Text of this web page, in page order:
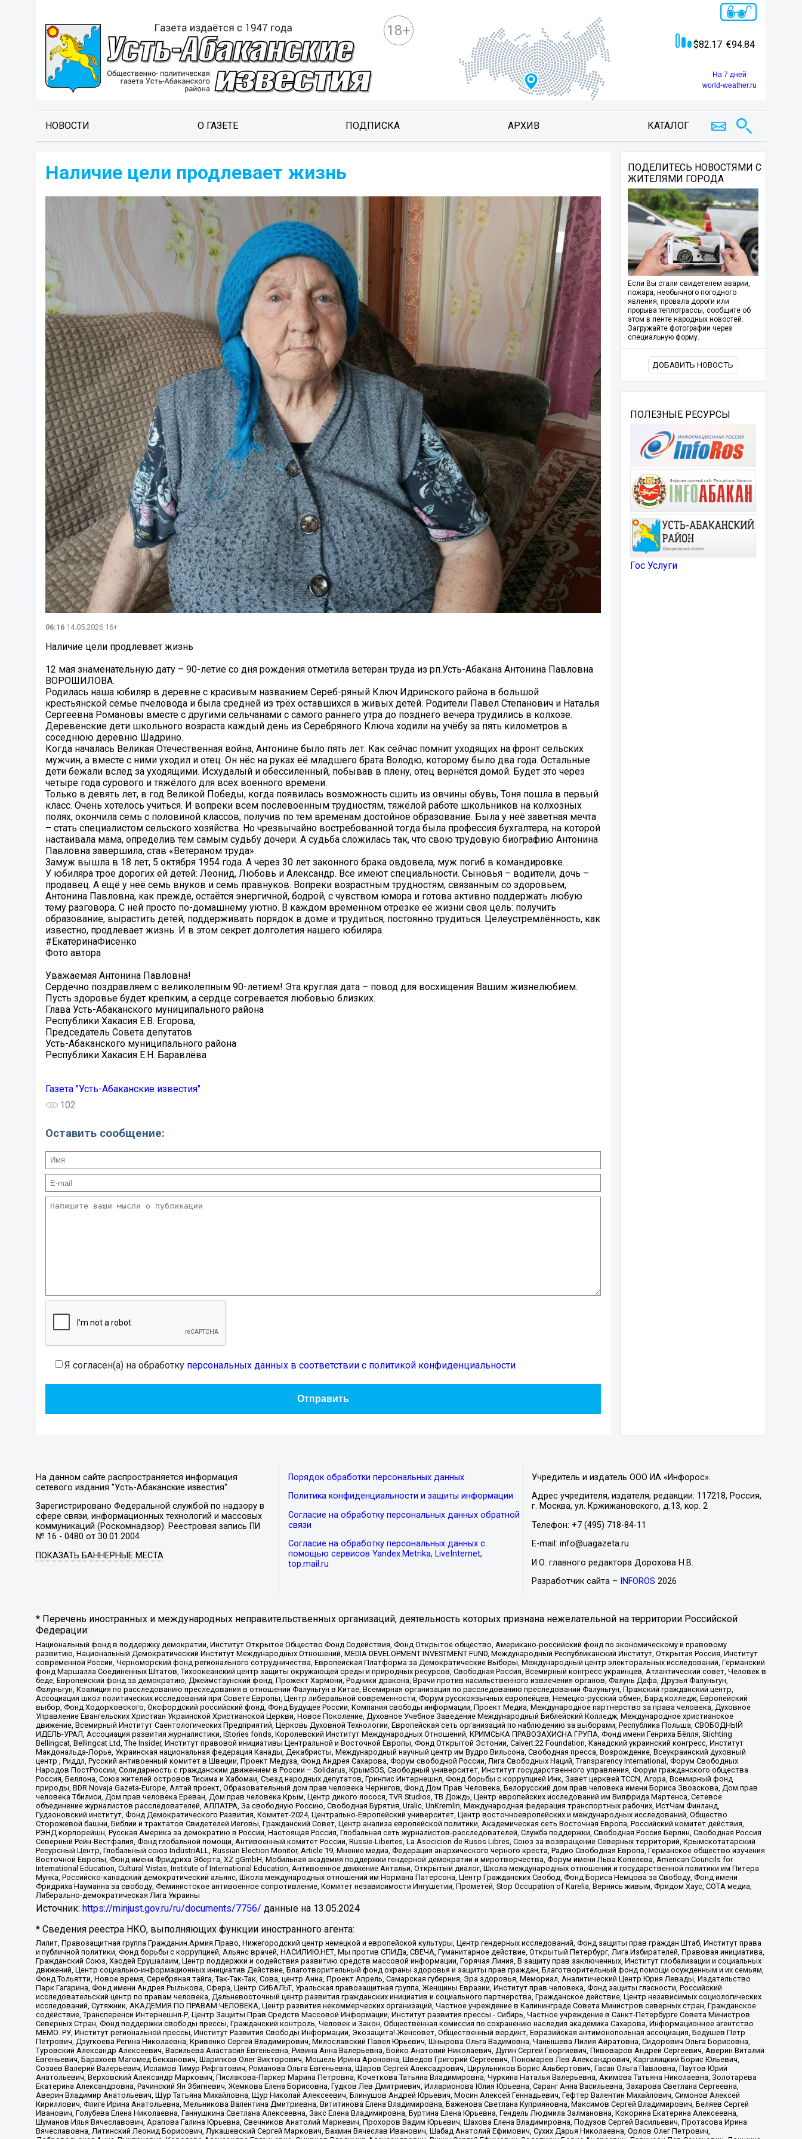
18+
82.17 94.84
На 7 дней
world-weather.ru
НОВОСТИ О ГАЗЕТЕ ПОДПИСКА АРХИВ КАТАЛОГ
Наличие цели продлевает жизнь
06:16 14.05.2026 16+
Наличие цели продлевает жизнь
12 мая знаменательную дату – 90-летие со дня рождения отметила ветеран труда из рп.Усть-Абакана Антонина Павловна
ВОРОШИЛОВА.
Родилась наша юбиляр в деревне с красивым названием Сереб-ряный Ключ Идринского района в большой
крестьянской семье пчеловода и была средней из трёх оставшихся в живых детей. Родители Павел Степанович и Наталья
Сергеевна Романовы вместе с другими сельчанами с самого раннего утра до позднего вечера трудились в колхозе.
Деревенские дети школьного возраста каждый день из Серебряного Ключа ходили на учёбу за пять километров в
соседнюю деревню Шадрино.
Когда началась Великая Отечественная война, Антонине было пять лет. Как сейчас помнит уходящих на фронт сельских
мужчин, а вместе с ними уходил и отец. Он нёс на руках её младшего брата Володю, которому было два года. Остальные
дети бежали вслед за уходящими. Исхудалый и обессиленный, побывав в плену, отец вернётся домой. Будет это через
четыре года сурового и тяжёлого для всех военного времени.
Только в девять лет, в год Великой Победы, когда появилась возможность сшить из овчины обувь, Тоня пошла в первый
класс. Очень хотелось учиться. И вопреки всем послевоенным трудностям, тяжёлой работе школьников на колхозных
полях, окончила семь с половиной классов, получив по тем временам достойное образование. Была у неё заветная мечта
– стать специалистом сельского хозяйства. Но чрезвычайно востребованной тогда была профессия бухгалтера, на которой
настаивала мама, определив тем самым судьбу дочери. А судьба сложилась так, что свою трудовую биографию Антонина
Павловна завершила, став «Ветераном труда».
Замуж вышла в 18 лет, 5 октября 1954 года. А через 30 лет законного брака овдовела, муж погиб в командировке…
У юбиляра трое дорогих ей детей: Леонид, Любовь и Александр. Все имеют специальности. Сыновья – водители, дочь –
продавец. А ещё у неё семь внуков и семь правнуков. Вопреки возрастным трудностям, связанным со здоровьем,
Антонина Павловна, как прежде, остаётся энергичной, бодрой, с чувством юмора и готова активно поддержать любую
тему разговора. С ней просто по-домашнему уютно. В каждом временном отрезке её жизни своя цель: получить
образование, вырастить детей, поддерживать порядок в доме и трудиться, постоянно трудиться. Целеустремлённость, как
известно, продлевает жизнь. И в этом секрет долголетия нашего юбиляра.
#ЕкатеринаФисенко
Фото автора
Уважаемая Антонина Павловна!
Сердечно поздравляем с великолепным 90-летием! Эта круглая дата – повод для восхищения Вашим жизнелюбием.
Пусть здоровье будет крепким, а сердце согревается любовью близких.
Глава Усть-Абаканского муниципального района
Республики Хакасия Е.В. Егорова,
Председатель Совета депутатов
Усть-Абаканского муниципального района
Республики Хакасия Е.Н. Баравлёва
Газета "Усть-Абаканские известия"
102
Оставить сообщение:
Я согласен(а) на обработку персональных данных в соответствии с политикой конфиденциальности
ПОДЕЛИТЕСЬ НОВОСТЯМИ С
ЖИТЕЛЯМИ ГОРОДА
Если Вы стали свидетелем аварии,
пожара, необычного погодного
явления, провала дороги или
прорыва теплотрассы, сообщите об
этом в ленте народных новостей.
Загружайте фотографии через
специальную форму.
ДОБАВИТЬ НОВОСТЬ
ПОЛЕЗНЫЕ РЕСУРСЫ
Гос Услуги
На данном сайте распространяется информация
сетевого издания "Усть-Абаканские известия".
Зарегистрировано Федеральной службой по надзору в
сфере связи, информационных технологий и массовых
коммуникаций (Роскомнадзор). Реестровая запись ПИ
№ 16 - 0480 от 30.01.2004
ПОКАЗАТЬ БАННЕРНЫЕ МЕСТА
Порядок обработки персональных данных
Политика конфиденциальности и защиты информации
Согласие на обработку персональных данных обратной
связи
Согласие на обработку персональных данных с
помощью сервисов Yandex.Metrika, LiveInternet,
top.mail.ru
Учредитель и издатель ООО ИА «Инфорос».
Адрес учредителя, издателя, редакции: 117218, Россия,
г. Москва, ул. Кржижановского, д.13, кор. 2
Телефон: +7 (495) 718-84-11
E-mail: info@uagazeta.ru
И.О. главного редактора Дорохова Н.В.
Разработчик сайта –
INFOROS 2026
* Перечень иностранных и международных неправительственных организаций, деятельность которых признана нежелательной на территории Российской
Федерации:
Национальный фонд в поддержку демократии, Институт Открытое Общество Фонд Содействия, Фонд Открытое общество, Американо-российский фонд по экономическому и правовому
развитию, Национальный Демократический Институт Международных Отношений, MEDIA DEVELOPMENT INVESTMENT FUND, Международный Республиканский Институт, Открытая Россия, Институт
современной России, Черноморский фонд регионального сотрудничества, Европейская Платформа за Демократические Выборы, Международный центр электоральных исследований, Германский
фонд Маршалла Соединенных Штатов, Тихоокеанский центр защиты окружающей среды и природных ресурсов, Свободная Россия, Всемирный конгресс украинцев, Атлантический совет, Человек в
беде, Европейский фонд за демократию, Джеймстаунский фонд, Прожект Хармони, Родники дракона, Врачи против насильственного извлечения органов, Фалунь Дафа, Друзья Фалуньгун,
Фалуньгун, Коалиция по расследованию преследования в отношении Фалуньгун в Китае, Всемирная организация по расследованию преследований Фалуньгун, Пражский гражданский центр,
Ассоциация школ политических исследований при Совете Европы, Центр либеральной современности, Форум русскоязычных европейцев, Немецко-русский обмен, Бард колледж, Европейский
выбор, Фонд Ходорковского, Оксфордский российский фонд, Фонд Будущее России, Компания свободы информации, Проект Медиа, Международное партнерство за права человека, Духовное
Управление Евангельских Христиан Украинской Христианской Церкви, Новое Поколение, Духовное Учебное Заведение Международный Библейский Колледж, Международное христианское
движение, Всемирный Институт Саентологических Предприятий, Церковь Духовной Технологии, Европейская сеть организаций по наблюдению за выборами, Республика Польша, СВОБОДНЫЙ
ИДЕЛЬ-УРАЛ, Ассоциация развития журналистики, IStories fonds, Королевский Институт Международных Отношений, КРИМСЬКА ПРАВОЗАХИСНА ГРУПА, Фонд имени Генриха Бёлля, Stichting
Bellingcat, Bellingcat Ltd, The Insider, Институт правовой инициативы Центральной и Восточной Европы, Фонд Открытой Эстонии, Calvert 22 Foundation, Канадский украинский конгресс, Институт
Макдональда-Лорье, Украинская национальная федерация Канады, Декабристы, Международный научный центр им Вудро Вильсона, Свободная пресса, Возрождение, Всеукраинский духовный
центр , Риддл, Русский антивоенный комитет в Швеции, Проект Медуза, Фонд Андрея Сахарова, Форум свободной России, Лига Свободных Наций, Transparеncy International, Форум Свободных
Народов ПостРоссии, Солидарность с гражданским движением в России – Solidarus, КрымSOS, Свободный университет, Институт государственного управления, Форум гражданского общества
Россия, Беллона, Союз жителей островов Тисима и Хабомаи, Съезд народных депутатов, Гринпис Интернешнл, Фонд борьбы с коррупцией Инк, Завет церквей TCCN, Агора, Всемирный фонд
природы, BDR Novaja Gazeta-Europe, Алтай проект, Образовательный дом прав человека Чернигов, Фонд Дом Прав Человека, Белорусский дом прав человека имени Бориса Звозскова, Дом прав
человека Тбилиси, Дом прав человека Ереван, Дом прав человека Крым, Центр дикого лосося, TVR Studios, ТВ Дождь, Центр европейских исследований им Вилфрида Мартенса, Сетевое
объединение журналистов расследователей, АЛЛАТРА, За свободную Россию, Свободная Бурятия, Uralic, UnKremlin, Международная федерация транспортных рабочих, ИстЧам Финланд,
Гудзоновский институт, Фонд Демократического Развития, Комитет-2024, Центрально-Европейский университет, Центр восточноевропейских и международных исследований, Общество
Сторожевой башни, Библии и трактатов Свидетелей Иеговы, Гражданский Совет, Центр анализа европейской политики, Академическая сеть Восточная Европа, Российский комитет действия,
РЭНД корпорейшн, Русская Америка за демократию в России, Настоящая Россия, Глобальная сеть журналистов-расследователей, Служба поддержки, Свободная Россия Берлин, Свободная Россия
Северный Рейн-Вестфалия, Фонд глобальной помощи, Антивоенный комитет России, Russie-Libertes, La Asocicion de Rusos Libres, Союз за возвращение Северных территорий, Крымскотатарский
Ресурсный Центр, Глобальный союз IndustriALL, Russian Election Monitor, Article 19, Мнение медиа, Федерация анархического черного креста, Радио Свободная Европа, Германское общество изучения
Восточной Европы, Фонд имени Фридриха Эберта, XZ gGmbH, Мобильная академия поддержки гендерной демократии и миротворчества, Форум имени Льва Копелева, American Councils for
International Education, Cultural Vistas, Institute of International Education, Антивоенное движение Антальи, Открытый диалог, Школа международных отношений и государственной политики им Питера
Мунка, Российско-канадский демократический альянс, Школа международных отношений им Нормана Патерсона, Центр Гражданских Свобод, Фонд Бориса Немцова за Свободу, Фонд имени
Фридриха Науманна за свободу, Феминистское антивоенное сопротивление, Комитет независимости Ингушетии, Прометей, Stop Occupation of Karelia, Вернись живым, Фридом Хаус, СОТА медиа,
Либерально-демократическая Лига Украины
Источник: https://minjust.gov.ru/ru/documents/7756/ данные на 13.05.2024
* Сведения реестра НКО, выполняющих функции иностранного агента:
Лилит, Правозащитная группа Гражданин.Армия.Право, Нижегородский центр немецкой и европейской культуры, Центр гендерных исследований, Фонд защиты прав граждан Штаб, Институт права
и публичной политики, Фонд борьбы с коррупцией, Альянс врачей, НАСИЛИЮ.НЕТ, Мы против СПИДа, СВЕЧА, Гуманитарное действие, Открытый Петербург, Лига Избирателей, Правовая инициатива,
Гражданский Союз, Хасдей Ерушалаим, Центр поддержки и содействия развитию средств массовой информации, Горячая Линия, В защиту прав заключенных, Институт глобализации и социальных
движений, Центр социально-информационных инициатив Действие, Благотворительный фонд охраны здоровья и защиты прав граждан, Благотворительный фонд помощи осужденным и их семьям,
Фонд Тольятти, Новое время, Серебряная тайга, Так-Так-Так, Сова, центр Анна, Проект Апрель, Самарская губерния, Эра здоровья, Мемориал, Аналитический Центр Юрия Левады, Издательство
Парк Гагарина, Фонд имени Андрея Рылькова, Сфера, Центр СИБАЛЬТ, Уральская правозащитная группа, Женщины Евразии, Институт прав человека, Фонд защиты гласности, Российский
исследовательский центр по правам человека, Дальневосточный центр развития гражданских инициатив и социального партнерства, Гражданское действие, Центр независимых социологических
исследований, Сутяжник, АКАДЕМИЯ ПО ПРАВАМ ЧЕЛОВЕКА, Центр развития некоммерческих организаций, Частное учреждение в Калининграде Совета Министров северных стран, Гражданское
содействие, Трансперенси Интернешнл-Р, Центр Защиты Прав Средств Массовой Информации, Институт развития прессы - Сибирь, Частное учреждение в Санкт-Петербурге Совета Министров
Северных Стран, Фонд поддержки свободы прессы, Гражданский контроль, Человек и Закон, Общественная комиссия по сохранению наследия академика Сахарова, Информационное агентство
МЕМО. РУ, Институт региональной прессы, Институт Развития Свободы Информации, Экозащита!-Женсовет, Общественный вердикт, Евразийская антимонопольная ассоциация, Бедушев Петр
Петрович, Дзугкоева Регина Николаевна, Кривенко Сергей Владимирович, Милославский Павел Юрьевич, Шнырова Ольга Вадимовна, Чанышева Лилия Айратовна, Сидорович Ольга Борисовна,
Туровский Александр Алексеевич, Васильева Анастасия Евгеньевна, Ривина Анна Валерьевна, Бойко Анатолий Николаевич, Дугин Сергей Георгиевич, Пивоваров Андрей Сергеевич, Аверин Виталий
Евгеньевич, Барахоев Магомед Бекханович, Шарипков Олег Викторович, Мошель Ирина Ароновна, Шведов Григорий Сергеевич, Пономарев Лев Александрович, Каргалицкий Борис Юльевич,
Созаев Валерий Валерьевич, Исламов Тимур Рифгатович, Романова Ольга Евгеньевна, Щаров Сергей Алексадрович, Цирульников Борис Альбертович, Гасан Ольга Павловна, Паутов Юрий
Анатольевич, Верховский Александр Маркович, Пислакова-Паркер Марина Петровна, Кочеткова Татьяна Владимировна, Чуркина Наталья Валерьевна, Акимова Татьяна Николаевна, Золотарева
Екатерина Александровна, Рачинский Ян Збигневич, Жемкова Елена Борисовна, Гудков Лев Дмитриевич, Илларионова Юлия Юрьевна, Саранг Анна Васильевна, Захарова Светлана Сергеевна,
Аверин Владимир Анатольевич, Щур Татьяна Михайловна, Щур Николай Алексеевич, Блинушов Андрей Юрьевич, Мосин Алексей Геннадьевич, Гефтер Валентин Михайлович, Симонов Алексей
Кириллович, Флиге Ирина Анатольевна, Мельникова Валентина Дмитриевна, Вититинова Елена Владимировна, Баженова Светлана Куприяновна, Максимов Сергей Владимирович, Беляев Сергей
Иванович, Голубева Елена Николаевна, Ганнушкина Светлана Алексеевна, Закс Елена Владимировна, Буртина Елена Юрьевна, Гендель Людмила Залмановна, Кокорина Екатерина Алексеевна,
Шуманов Илья Вячеславович, Арапова Галина Юрьевна, Свечников Анатолий Мариевич, Прохоров Вадим Юрьевич, Шахова Елена Владимировна, Подузов Сергей Васильевич, Протасова Ирина
Вячеславовна, Литинский Леонид Борисович, Лукашевский Сергей Маркович, Бахмин Вячеслав Иванович, Шабад Анатолий Ефимович, Сухих Дарья Николаевна, Орлов Олег Петрович,